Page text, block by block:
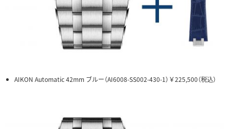
AIKON Automatic 42mm ブルー（AI6008-SS002-430-1）￥225,500（税込）